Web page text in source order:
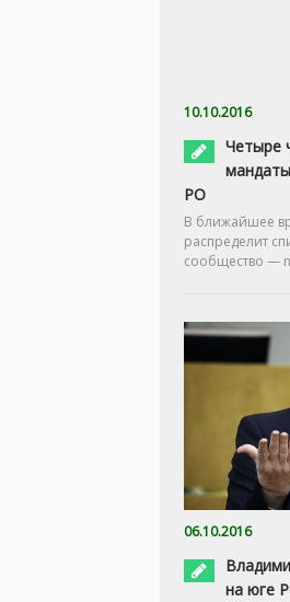
10.10.2016
Четыре
РО
В ближайшее
распределит
сообщество —
06.10.2016
на юге